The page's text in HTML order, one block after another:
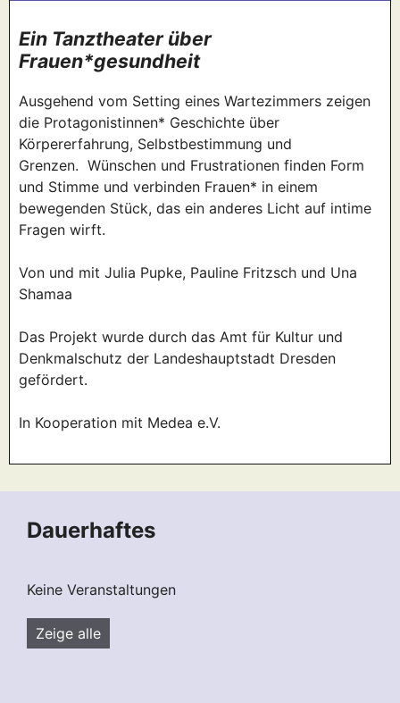
Ein Tanztheater über
Frauen*gesundheit
Ausgehend vom Setting eines Wartezimmers zeigen
die Protagonistinnen* Geschichte über
Körpererfahrung, Selbstbestimmung und
Grenzen. Wünschen und Frustrationen finden Form
und Stimme und verbinden Frauen* in einem
bewegenden Stück, das ein anderes Licht auf intime
Fragen wirft.
Von und mit Julia Pupke, Pauline Fritzsch und Una
Shamaa
Das Projekt wurde durch das Amt für Kultur und
Denkmalschutz der Landeshauptstadt Dresden
gefördert.
In Kooperation mit Medea e.V.
Dauerhaftes
Keine Veranstaltungen
Zeige alle